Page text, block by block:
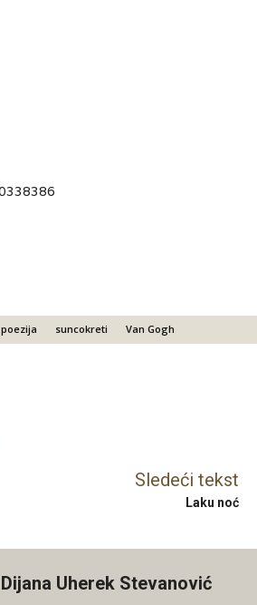
poezija suncokreti Van Gogh
Sledeći tekst
Laku noć
Dijana Uherek Stevanović